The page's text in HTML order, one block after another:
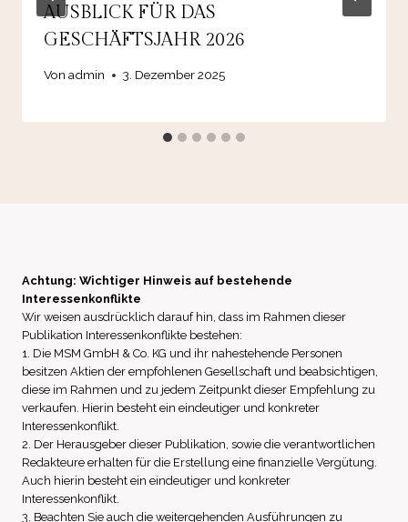
AUSBLICK FÜR DAS
GESCHÄFTSJAHR 2026
Von admin 3. Dezember 2025
Achtung: Wichtiger Hinweis auf bestehende
Interessenkonflikte
Wir weisen ausdrücklich darauf hin, dass im Rahmen dieser
Publikation Interessenkonflikte bestehen:
1. Die MSM GmbH & Co. KG und ihr nahestehende Personen
besitzen Aktien der empfohlenen Gesellschaft und beabsichtigen,
diese im Rahmen und zu jedem Zeitpunkt dieser Empfehlung zu
verkaufen. Hierin besteht ein eindeutiger und konkreter
Interessenkonflikt.
2. Der Herausgeber dieser Publikation, sowie die verantwortlichen
Redakteure erhalten für die Erstellung eine finanzielle Vergütung.
Auch hierin besteht ein eindeutiger und konkreter
Interessenkonflikt.
3. Beachten Sie auch die weitergehenden Ausführungen zu